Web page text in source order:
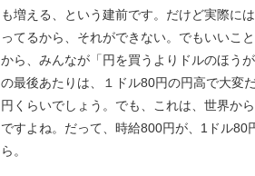
も増える、という建前です。だけど実際に
ってるから、それができない。でもいいこ
から、みんなが「円を買うよりドルのほう
の最後あたりは、１ドル80円の円高で大変だ
円くらいでしょう。でも、これは、世界か
ですよね。だって、時給800円が、1ドル
ら。